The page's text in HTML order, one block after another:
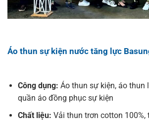
Áo thun sự kiện nước tăng lực
Công dụng: Áo thun sự kiện, áo thun
quần áo đồng phục sự kiện
Chất liệu: Vải thun trơn cotton